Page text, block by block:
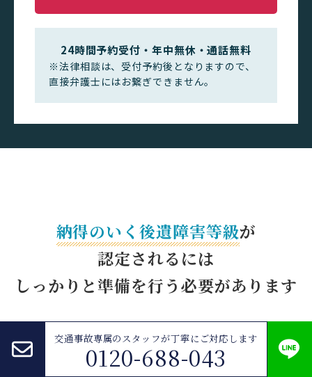
24時間予約受付・年中無休・通話無料
※法律相談は、受付予約後となりますので、
直接弁護士にはお繋ぎできません。
納得のいく後遺障害等級が
認定されるには
しっかりと準備を行う必要があります
交通事故専属のスタッフが丁寧にご対応します
0120-688-043